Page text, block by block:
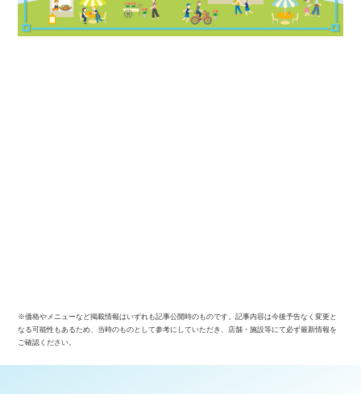
※価格やメニューなど掲載情報はいずれも記事公開時のものです。記事内容は今後予告なく変更と
なる可能性もあるため、当時のものとして参考にしていただき、店舗・施設等にて必ず最新情報を
ご確認ください。